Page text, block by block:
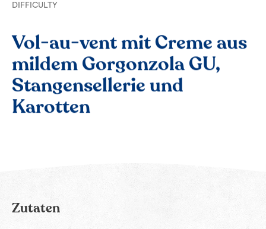
DIFFICULTY
Vol-au-vent mit Creme aus
mildem Gorgonzola GU,
Stangensellerie und
Karotten
Zutaten